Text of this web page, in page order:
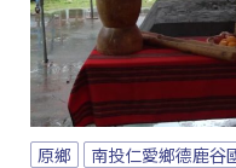
原鄉 南投仁愛鄉德鹿谷